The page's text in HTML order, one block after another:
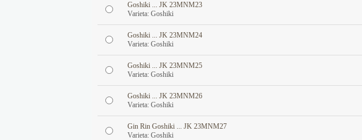
Goshiki ... JK 23MNM23
Varieta: Goshiki
Goshiki ... JK 23MNM24
Varieta: Goshiki
Goshiki ... JK 23MNM25
Varieta: Goshiki
Goshiki ... JK 23MNM26
Varieta: Goshiki
Gin Rin Goshiki ... JK 23MNM27
Varieta: Goshiki